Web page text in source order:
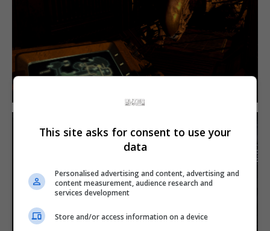
This site asks for consent to use your
data
Personalised advertising and content, advertising and
content measurement, audience research and
services development
Store and/or access information on a device